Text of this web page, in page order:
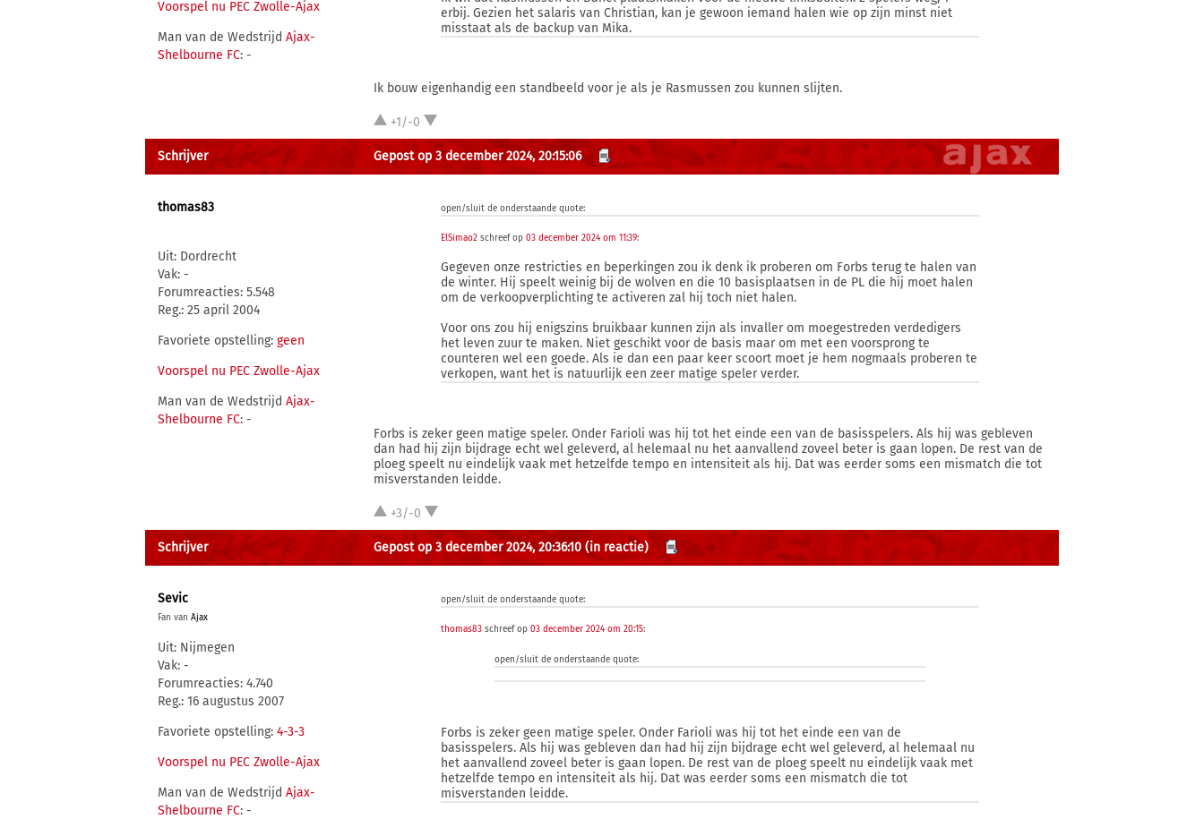
Voorspel nu PEC Zwolle-Ajax
Man van de Wedstrijd Ajax-
Shelbourne FC: -
erbij. Gezien het salaris van Christian, kan je gewoon iemand halen wie op zijn minst niet
misstaat als de backup van Mika.
Ik bouw eigenhandig een standbeeld voor je als je Rasmussen zou kunnen slijten.
+1/-0
Schrijver Gepost op 3 december 2024, 20:15:06
thomas83
Uit: Dordrecht
Vak: -
Forumreacties: 5.548
Reg.: 25 april 2004
Favoriete opstelling: geen
Voorspel nu PEC Zwolle-Ajax
Man van de Wedstrijd Ajax-
Shelbourne FC: -
open/sluit de onderstaande quote:
ElSimao2 schreef op03 december 2024 om 11:39:
Gegeven onze restricties en beperkingen zou ik denk ik proberen om Forbs terug te halen van
de winter. Hij speelt weinig bij de wolven en die 10 basisplaatsen in de PL die hij moet halen
om de verkoopverplichting te activeren zal hij toch niet halen.
Voor ons zou hij enigszins bruikbaar kunnen zijn als invaller om moegestreden verdedigers
het leven zuur te maken. Niet geschikt voor de basis maar om met een voorsprong te
counteren wel een goede. Als ie dan een paar keer scoort moet je hem nogmaals proberen te
verkopen, want het is natuurlijk een zeer matige speler verder.
Forbs is zeker geen matige speler. Onder Farioli was hij tot het einde een van de basisspelers. Als hij was gebleven
dan had hij zijn bijdrage echt wel geleverd, al helemaal nu het aanvallend zoveel beter is gaan lopen. De rest van de
ploeg speelt nu eindelijk vaak met hetzelfde tempo en intensiteit als hij. Dat was eerder soms een mismatch die tot
misverstanden leidde.
+3/-0
Schrijver Gepost op 3 december 2024, 20:36:10 (in reactie)
Sevic
Fan van Ajax
Uit: Nijmegen
Vak: -
Forumreacties: 4.740
Reg.: 16 augustus 2007
Favoriete opstelling: 4-3-3
Voorspel nu PEC Zwolle-Ajax
Man van de Wedstrijd Ajax-
Shelbourne FC: -
open/sluit de onderstaande quote:
thomas83 schreef op03 december 2024 om 20:15:
open/sluit de onderstaande quote:
Forbs is zeker geen matige speler. Onder Farioli was hij tot het einde een van de
basisspelers. Als hij was gebleven dan had hij zijn bijdrage echt wel geleverd, al helemaal nu
het aanvallend zoveel beter is gaan lopen. De rest van de ploeg speelt nu eindelijk vaak met
hetzelfde tempo en intensiteit als hij. Dat was eerder soms een mismatch die tot
misverstanden leidde.